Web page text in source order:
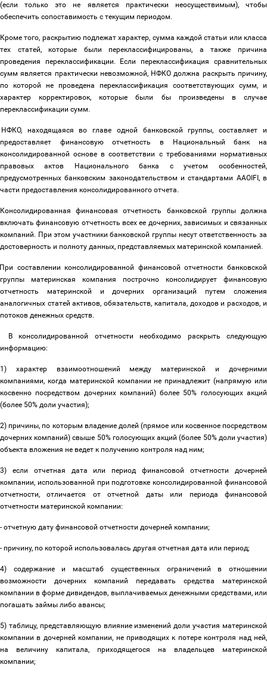
(если только это не является практически неосуществимым), чтобы
обеспечить сопоставимость с текущим периодом.
Кроме того, раскрытию подлежат характер, сумма каждой статьи или класса
тех статей, которые были переклассифицированы, а также причина
проведения переклассификации. Если переклассификация сравнительных
сумм является практически невозможной, НФКО должна раскрыть причину,
по которой не проведена переклассификация соответствующих сумм, и
характер корректировок, которые были бы произведены в случае
переклассификации сумм.
НФКО, находящаяся во главе одной банковской группы, составляет и
предоставляет финансовую отчетность в Национальный банк на
консолидированной основе в соответствии с требованиями нормативных
правовых актов Национального банка с учетом особенностей,
предусмотренных банковским законодательством и стандартами AAOIFI, в
части предоставления консолидированного отчета.
Консолидированная финансовая отчетность банковской группы должна
включать финансовую отчетность всех ее дочерних, зависимых и связанных
компаний. При этом участники банковской группы несут ответственность за
достоверность и полноту данных, представляемых материнской компанией.
При составлении консолидированной финансовой отчетности банковской
группы материнская компания построчно консолидирует финансовую
отчетность материнской и дочерних организаций путем сложения
аналогичных статей активов, обязательств, капитала, доходов и расходов, и
потоков денежных средств.
В консолидированной отчетности необходимо раскрыть следующую
информацию:
1) характер взаимоотношений между материнской и дочерними
компаниями, когда материнской компании не принадлежит (напрямую или
косвенно посредством дочерних компаний) более 50% голосующих акций
(более 50% доли участия);
2) причины, по которым владение долей (прямое или косвенное посредством
дочерних компаний) свыше 50% голосующих акций (более 50% доли участия)
объекта вложения не ведет к получению контроля над ним;
3) если отчетная дата или период финансовой отчетности дочерней
компании, использованной при подготовке консолидированной финансовой
отчетности, отличается от отчетной даты или периода финансовой
отчетности материнской компании:
- отчетную дату финансовой отчетности дочерней компании;
- причину, по которой использовалась другая отчетная дата или период;
4) содержание и масштаб существенных ограничений в отношении
возможности дочерних компаний передавать средства материнской
компании в форме дивидендов, выплачиваемых денежными средствами, или
погашать займы либо авансы;
5) таблицу, представляющую влияние изменений доли участия материнской
компании в дочерней компании, не приводящих к потере контроля над ней,
на величину капитала, приходящегося на владельцев материнской
компании;